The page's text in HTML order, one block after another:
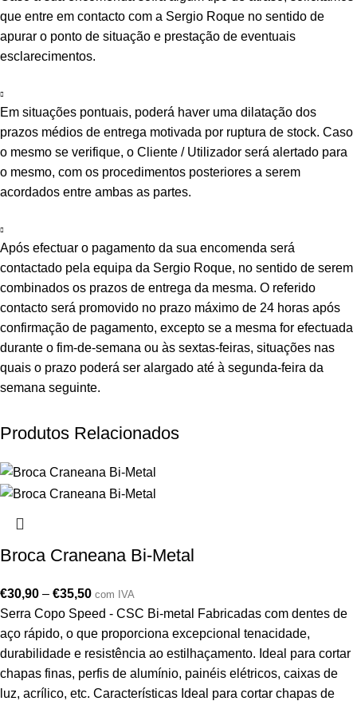
que entre em contacto com a Sergio Roque no sentido de
apurar o ponto de situação e prestação de eventuais
esclarecimentos.
Em situações pontuais, poderá haver uma dilatação dos
prazos médios de entrega motivada por ruptura de stock. Caso
o mesmo se verifique, o Cliente / Utilizador será alertado para
o mesmo, com os procedimentos posteriores a serem
acordados entre ambas as partes.
Após efectuar o pagamento da sua encomenda será
contactado pela equipa da Sergio Roque, no sentido de serem
combinados os prazos de entrega da mesma. O referido
contacto será promovido no prazo máximo de 24 horas após
confirmação de pagamento, excepto se a mesma for efectuada
durante o fim-de-semana ou às sextas-feiras, situações nas
quais o prazo poderá ser alargado até à segunda-feira da
semana seguinte.
Produtos Relacionados
Broca Craneana Bi-Metal
€30,90 – €35,50 com IVA
Serra Copo Speed - CSC Bi-metal Fabricadas com dentes de
aço rápido, o que proporciona excepcional tenacidade,
durabilidade e resistência ao estilhaçamento. Ideal para cortar
chapas finas, perfis de alumínio, painéis elétricos, caixas de
luz, acrílico, etc. Características Ideal para cortar chapas de